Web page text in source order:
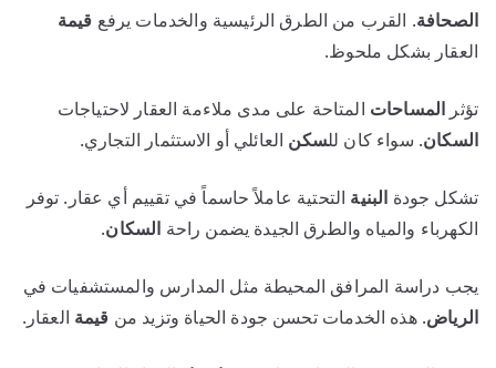
الصحافة. القرب من الطرق الرئيسية والخدمات يرفع قيمة
العقار بشكل ملحوظ.
تؤثر المساحات المتاحة على مدى ملاءمة العقار لاحتياجات
السكان. سواء كان للسكن العائلي أو الاستثمار التجاري.
تشكل جودة البنية التحتية عاملاً حاسماً في تقييم أي عقار. توفر
الكهرباء والمياه والطرق الجيدة يضمن راحة السكان.
يجب دراسة المرافق المحيطة مثل المدارس والمستشفيات في
الرياض. هذه الخدمات تحسن جودة الحياة وتزيد من قيمة العقار.